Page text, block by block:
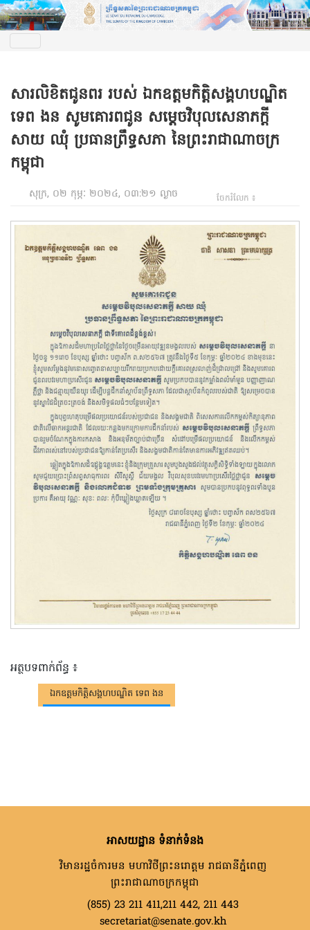
សារលិខិតជូនពរ របស់ ឯកឧត្តមកិត្តិសង្គហបណ្ឌិត
ទេព ងន សូមគោរពជូន សម្តេចវិបុលសេនាភក្តី
សាយ ឈុំ ប្រធានព្រឹទ្ធសភា នៃព្រះរាជាណាចក្រ
កម្ពុជា
សុក្រ, ០២ កុម្ភៈ ២០២៤, ០៣:២១ ល្ងាច ចែករំលែក ៖
អត្ថបទពាក់ព័ន្ធ ៖
ឯកឧត្តមកិត្តិសង្គហបណ្ឌិត ទេព ងន
អាសយដ្ឋាន ទំនាក់ទំនង
វិមានរដ្ឋចំការមន មហាវិថីព្រះនរោត្តម រាជធានីភ្នំពេញ
ព្រះរាជាណាចក្រកម្ពុជា
(855) 23 211 411,211 442, 211 443
secretariat@senate.gov.kh